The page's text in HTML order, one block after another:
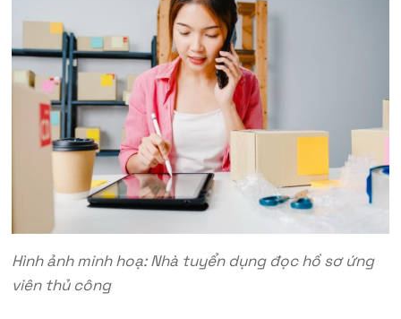
Hình ảnh minh hoạ: Nhà tuyển dụng đọc hồ sơ ứng
viên thủ công